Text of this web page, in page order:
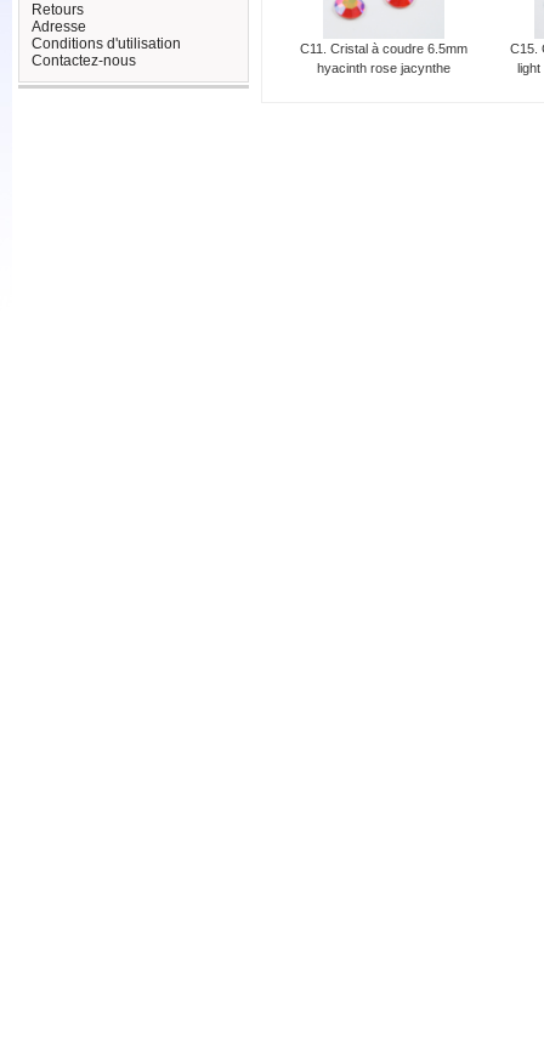
C11. Cristal à coudre 6.5mm
hyacinth rose jacynthe
C15.
light
Retours
Adresse
Conditions d'utilisation
Contactez-nous